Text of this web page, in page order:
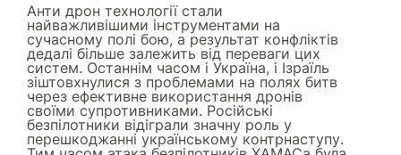
Анти дрон технології стали
найважливішими інструментами на
сучасному полі бою, а результат конфліктів
дедалі більше залежить від переваги цих
систем. Останнім часом і Україна, і Ізраїль
зіштовхнулися з проблемами на полях битв
через ефективне використання дронів
своїми супротивниками. Російські
безпілотники відіграли значну роль у
перешкоджанні українському контрнаступу.